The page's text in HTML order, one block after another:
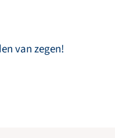
van zegen!